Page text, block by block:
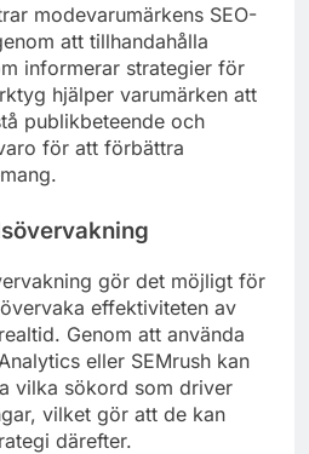
modevarumärkens SEO-
att tillhandahålla
informerar strategier för
hjälper varumärken att
publikbeteende och
för att förbättra
gör det möjligt för
effektiviteten av
Genom att använda
eller SEMrush kan
vilka sökord som driver
vilket gör att de kan
därefter.